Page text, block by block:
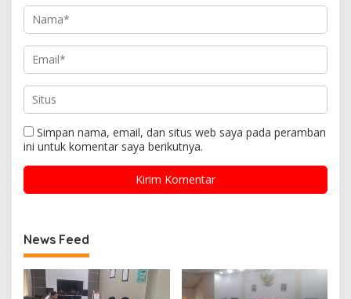
Simpan nama, email, dan situs web saya pada peramban
ini untuk komentar saya berikutnya.
News Feed